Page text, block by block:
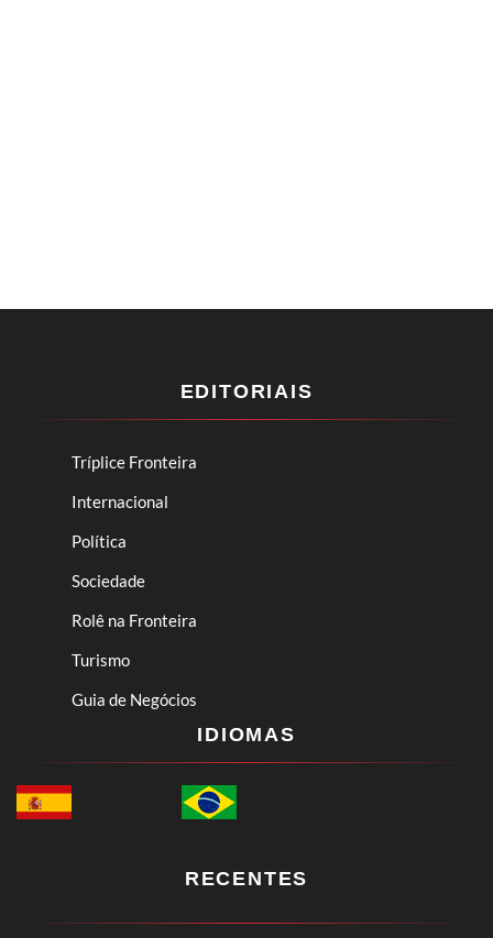
EDITORIAIS
Tríplice Fronteira
Internacional
Política
Sociedade
Rolê na Fronteira
Turismo
Guia de Negócios
IDIOMAS
RECENTES